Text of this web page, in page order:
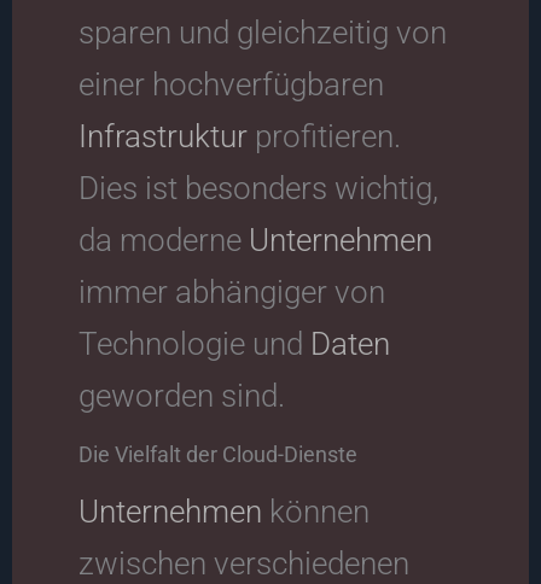
sparen und gleichzeitig von
einer hochverfügbaren
Infrastrukturprofitieren.
Dies ist besonders wichtig,
da moderne Unternehmen
immer abhängiger von
Technologie und Daten
geworden sind.
Die Vielfalt der Cloud-Dienste
Unternehmen können
zwischen verschiedenen